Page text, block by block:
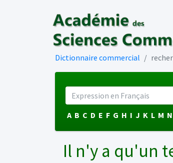
Dictionnaire commercial
A B C D E F G H I J K L M N
Il n'y a qu'un